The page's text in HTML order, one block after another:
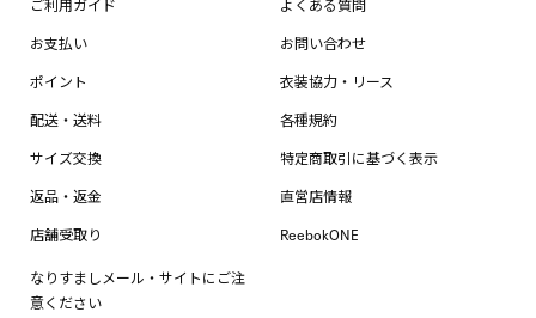
お支払い
ポイント
配送・送料
サイズ交換
返品・返金
店舗受取り
なりすましメール・サイトにご注
意ください
お問い合わせ
衣装協力・リース
各種規約
特定商取引に基づく表示
直営店情報
ReebokONE